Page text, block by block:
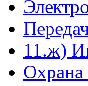
11.ж)
Охрана